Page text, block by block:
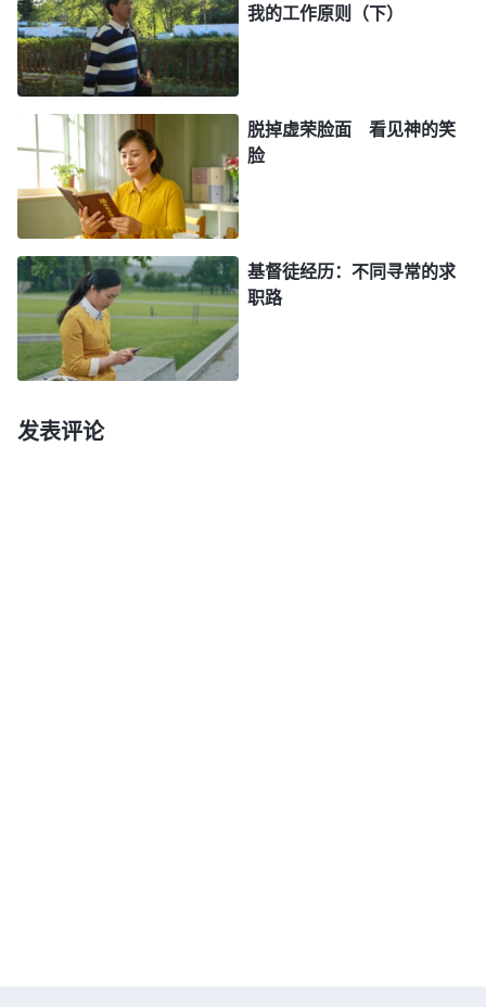
客户谈生意时，客户跟许军讲起他的一个朋友不到四
十岁，身家已经过亿，在酒后下台阶时不小心摔倒，
当场摔死了。客户感慨地说：“人活着都在拼命赚
钱，可再多的钱却买不回生命呀！”这件事对许军的
触动很大，他不由得回顾自己来城市打拼近三十年，
起早贪黑拼命挣钱，虽然拥有了房子、车子，生活也
富裕了，但他却一点都喜乐不起来，因着搞欺骗良心
不安，整天都活在恐惧与痛苦中。每当夜深人静时，
许军就常常自问：“如果我不用欺骗的手段做生意
了，这样心里是踏实了，但还能赚到钱吗？”许军很
纠结，他感觉活得越来越压抑，甚至觉得活着没有意
我的工作原则（下）
脱掉虚荣脸面 看见神的笑
脸
基督徒经历：不同寻常的求
职路
发表评论